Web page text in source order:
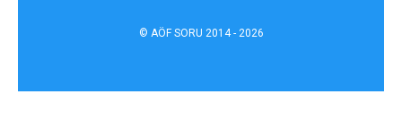
© AÖFSORU 2014 - 2026